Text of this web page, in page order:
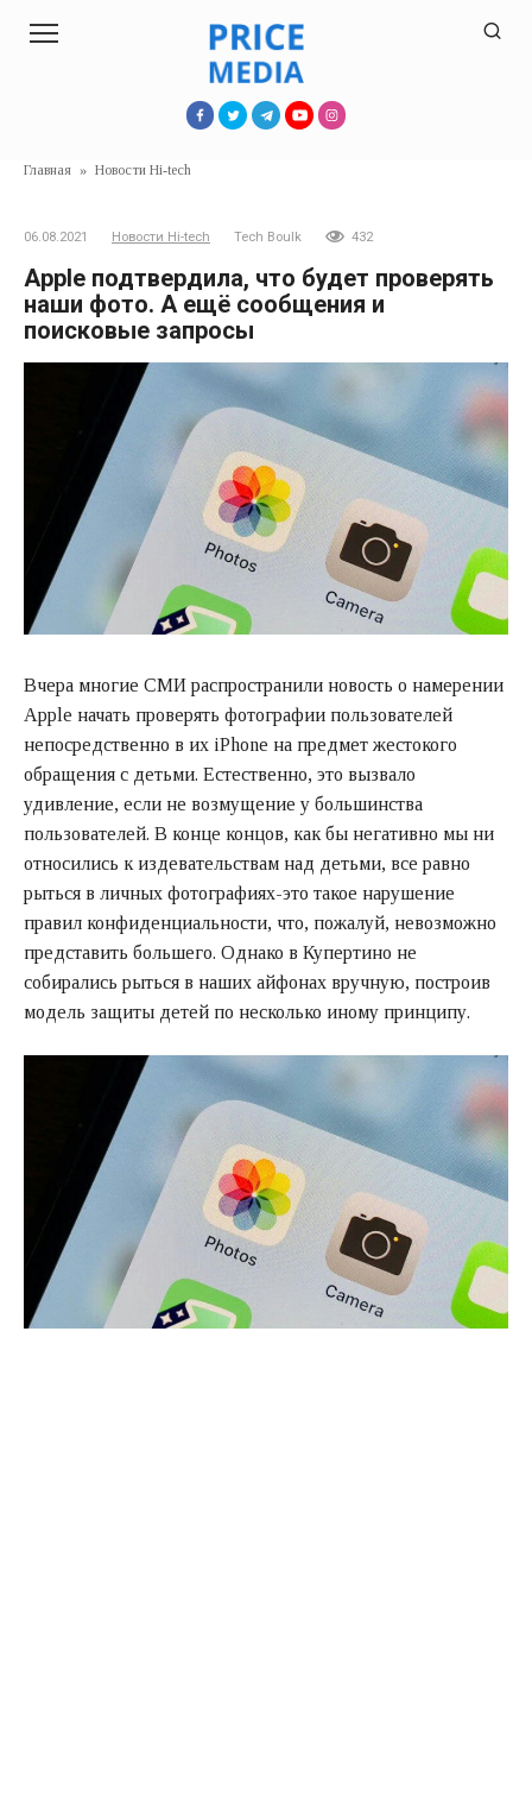
Главная » Новости Hi-tech
06.08.2021 Новости Hi-tech Tech Boulk 432
Apple подтвердила, что будет проверять
наши фото. А ещё сообщения и
поисковые запросы
Вчера многие СМИ распространили новость о намерении
Apple начать проверять фотографии пользователей
непосредственно в их iPhone на предмет жестокого
обращения с детьми. Естественно, это вызвало
удивление, если не возмущение у большинства
пользователей. В конце концов, как бы негативно мы ни
относились к издевательствам над детьми, все равно
рыться в личных фотографиях-это такое нарушение
правил конфиденциальности, что, пожалуй, невозможно
представить большего. Однако в Купертино не
собирались рыться в наших айфонах вручную, построив
модель защиты детей по несколько иному принципу.